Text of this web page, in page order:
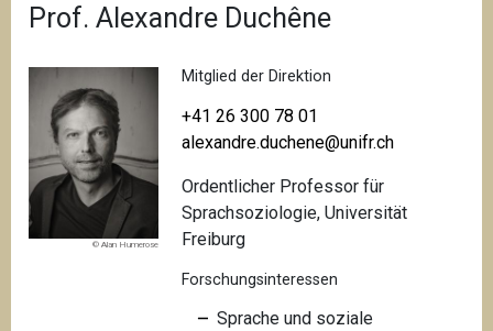
f
a
n
v
i
g
a
t
i
Prof. Alexandre Duchêne
© Alan Humerose
Mitglied der Direktion
+41 26 300 78 01
alexandre.duchene@unifr.ch
Ordentlicher Professor für
Sprachsoziologie, Universität
Freiburg
Forschungsinteressen
Sprache und soziale